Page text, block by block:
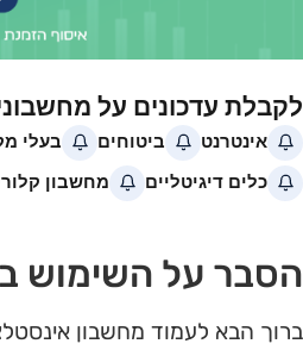
הסבר על השימוש
ברוך הבא לעמוד מחשבון